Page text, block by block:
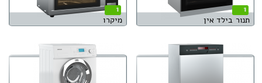
1
תנור בילד אין
1
מיקרו